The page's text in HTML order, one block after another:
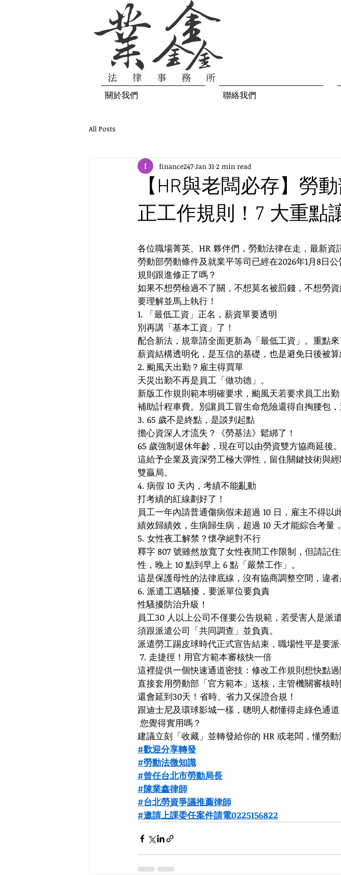
關於我們 聯絡我們
All Posts
【HR與老闆必存】勞
正工作規則！7 大重點
finance247 Jan 31 2 min read
各位職場菁英、HR 夥伴們，勞動法律在走，最新資
勞動部勞動條件及就業平等司已經在2026年1月8日
規則跟進修正了嗎？
如果不想勞檢過不了關，不想莫名被罰錢，不想勞
要理解並馬上執行！
1. 「最低工資」正名，薪資單要透明
別再講「基本工資」了！
配合新法，規章請全面更新為「最低工資」。重點
薪資結構透明化，是互信的基礎，也是避免日後被算
2. 颱風天出勤？雇主得買單
天災出勤不再是員工「做功德」。
新版工作規則範本明確要求，颱風天若要求員工出
補助計程車費。別讓員工冒生命危險還得自掏腰包，
3. 65 歲不是終點，是談判起點
擔心資深人才流失？《勞基法》鬆綁了！
65 歲強制退休年齡，現在可以由勞資雙方協商延後。
這給予企業及資深勞工極大彈性，留住關鍵技術與
雙贏局。
4. 病假 10 天內，考績不能亂動
打考績的紅線劃好了！
員工一年內請普通傷病假未超過 10 日，雇主不得以
績效歸績效，生病歸生病，超過 10 天才能綜合考量
5. 女性夜工解禁？懷孕絕對不行
釋字 807 號雖然放寬了女性夜間工作限制，但請記
性，晚上 10 點到早上 6 點「嚴禁工作」。
這是保護母性的法律底線，沒有協商調整空間，違者
6. 派遣工遇騷擾，要派單位要負責
性騷擾防治升級！
員工30 人以上公司不僅要公告規範，若受害人是派
須跟派遣公司「共同調查」並負責。
派遣勞工踢皮球時代正式宣告結束，職場性平是要派
7. 走捷徑！用官方範本審核快一倍
這裡提供一個快速通道密技：修改工作規則想快點過
直接套用勞動部「官方範本」送核，主管機關審核
還會延到30天！省時、省力又保證合規！
跟迪士尼及環球影城一樣，聰明人都懂得走綠色通道
您覺得實用嗎？
建議立刻「收藏」並轉發給你的 HR 或老闆，懂勞動
#歡迎分享轉發
#勞動法微知識
#曾任台北市勞動局長
#陳業鑫律師
#台北勞資爭議推薦律師
#邀請上課委任案件請電0225156822